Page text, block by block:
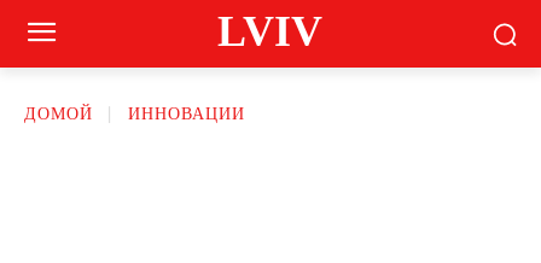
LVIV
ДОМОЙ ИННОВАЦИИ